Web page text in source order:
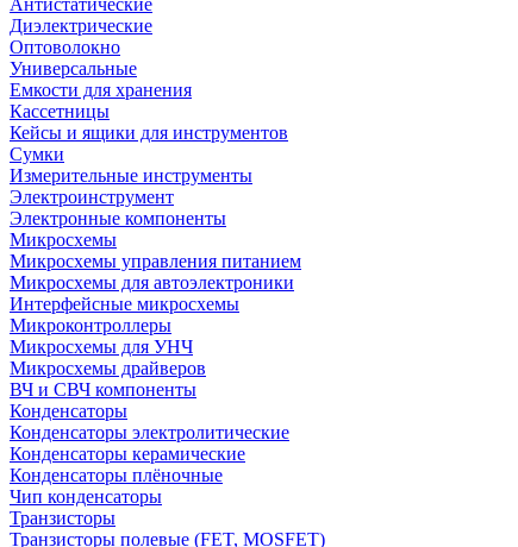
Антистатические
Диэлектрические
Оптоволокно
Универсальные
Емкости для хранения
Кассетницы
Кейсы и ящики для инструментов
Сумки
Измерительные инструменты
Электроинструмент
Электронные компоненты
Микросхемы
Микросхемы управления питанием
Микросхемы для автоэлектроники
Интерфейсные микросхемы
Микроконтроллеры
Микросхемы для УНЧ
Микросхемы драйверов
ВЧ и СВЧ компоненты
Конденсаторы
Конденсаторы электролитические
Конденсаторы керамические
Конденсаторы плёночные
Чип конденсаторы
Транзисторы
Транзисторы полевые (FET, MOSFET)